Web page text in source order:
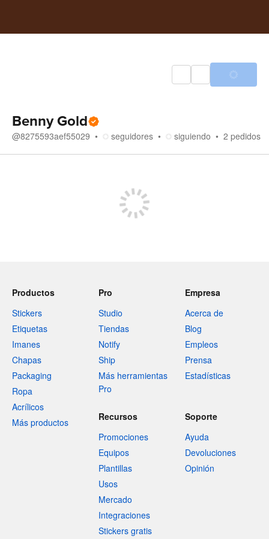
Benny Gold
@8275593aef55029 seguidores siguiendo 2 pedidos
Productos
Stickers
Etiquetas
Imanes
Chapas
Packaging
Ropa
Acrílicos
Más productos
Pro
Studio
Tiendas
Notify
Ship
Más herramientas
Pro
Empresa
Acerca de
Blog
Empleos
Prensa
Estadísticas
Recursos
Promociones
Equipos
Plantillas
Usos
Mercado
Integraciones
Stickers gratis
Soporte
Ayuda
Devoluciones
Opinión